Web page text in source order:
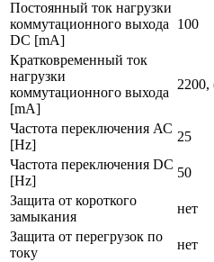
Постоянный ток нагрузки
коммутационного выхода
DC [mA]
100
Кратковременный ток
нагрузки
коммутационного выхода
[mA]
2200,
Частота переключения АС
[Hz]
25
Частота переключения DC
[Hz]
50
Защита от короткого
замыкания
нет
Защита от перегрузок по
току
нет